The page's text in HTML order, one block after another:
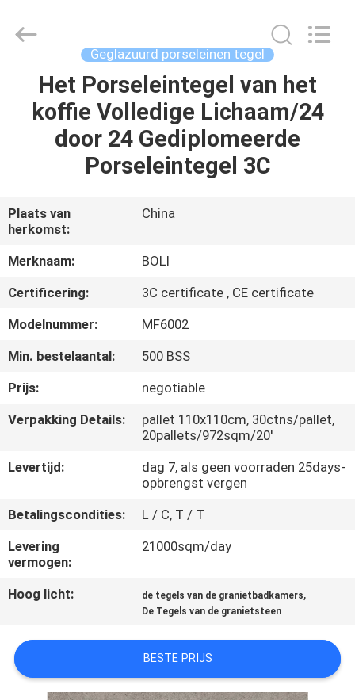
HUIS
PRODUCTEN
OVER
ONS
FABRIEKSTOCHT
KWALITEITSCONTROLE
NEEM
MET
OP
VRAAG
EEN
SITEMAP
CERAMICS
CO.,LTD..
Geglazuurd porseleinen tegel
Het Porseleintegel van het
koffie Volledige Lichaam/24
door 24 Gediplomeerde
Porseleintegel 3C
Plaats van
herkomst:
China
Merknaam:
BOLI
Certificering:
3C certificate , CE certificate
Modelnummer:
MF6002
Min. bestelaantal:
500 BSS
Prijs:
negotiable
Verpakking Details:
pallet 110x110cm, 30ctns/pallet,
20pallets/972sqm/20'
Levertijd:
dag 7, als geen voorraden 25days-
opbrengst vergen
Betalingscondities:
L / C, T / T
Levering
vermogen:
21000sqm/day
Hoog licht: de tegels van de granietbadkamers,
De Tegels van de granietsteen
BESTE PRIJS